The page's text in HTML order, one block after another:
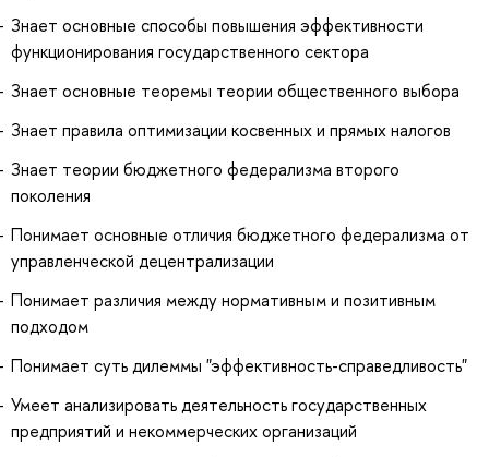
Знает основные способы повышения эффективности
функционирования государственного сектора
Знает основные теоремы теории общественного выбора
Знает правила оптимизации косвенных и прямых налогов
Знает теории бюджетного федерализма второго
поколения
Понимает основные отличия бюджетного федерализма от
управленческой децентрализации
Понимает различия между нормативным и позитивным
подходом
Понимает суть дилеммы "эффективность-справедливость"
Умеет анализировать деятельность государственных
предприятий и некоммерческих организаций